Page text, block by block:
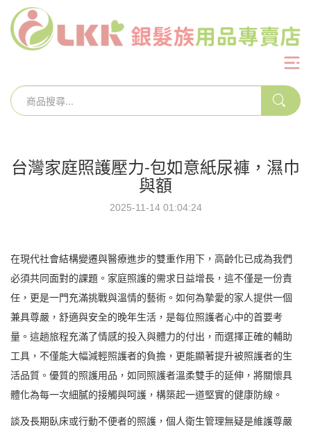
台灣家庭照護壓力-包如意紙尿褲，濕巾
與額
2025-11-14 01:04:24
在現代社會結構變遷與醫療進步的雙重作用下，高齡化已成為我們
必須共同面對的課題。家庭照護的需求日益增長，這不僅是一份責
任，更是一門充滿挑戰與溫情的藝術。如何為摯愛的家人提供一個
兼具尊嚴，舒適與安全的晚年生活，是每位照護者心中的首要考
量。這趟旅程充滿了情感的投入與體力的付出，而選擇正確的輔助
工具，不僅能大幅減輕照護者的負擔，更能顯著提升被照護者的生
活品質。優質的照護用品，如同照護者溫柔雙手的延伸，將關懷具
體化為每一次細膩的接觸與呵護，構築起一道堅實的健康防線。
談及長期臥床或行動不便者的照護，個人衛生管理無疑是維護尊嚴